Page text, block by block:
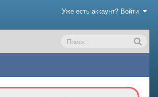
Уже есть аккаунт? Войти